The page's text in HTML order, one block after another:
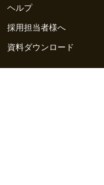
ヘルプ
採用担当者様へ
資料ダウンロード